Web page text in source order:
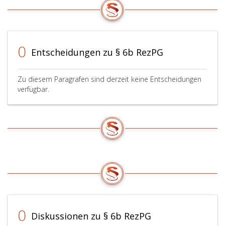
0 Entscheidungen zu § 6b RezPG
Zu diesem Paragrafen sind derzeit keine Entscheidungen
verfügbar.
0 Diskussionen zu § 6b RezPG